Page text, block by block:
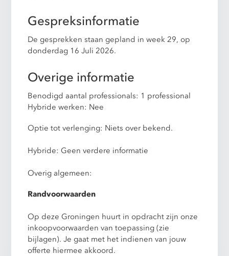
Gespreksinformatie
De gesprekken staan gepland in week 29, op
donderdag 16 Juli 2026.
Overige informatie
Benodigd aantal professionals: 1 professional
Hybride werken: Nee
Optie tot verlenging: Niets over bekend.
Hybride: Geen verdere informatie
Overig algemeen:
Randvoorwaarden
Op deze Groningen huurt in opdracht zijn onze
inkoopvoorwaarden van toepassing (zie
bijlagen). Je gaat met het indienen van jouw
offerte hiermee akkoord.